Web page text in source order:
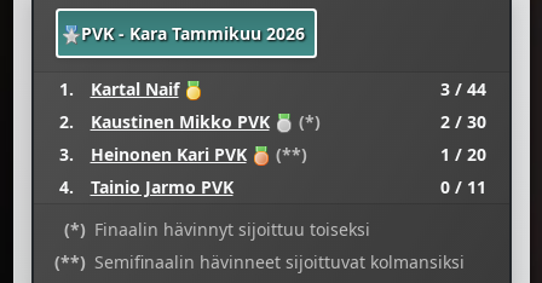
PVK - Kara Tammikuu 2026
1. Kartal Naif
3 / 44
2.
Kaustinen Mikko PVK (*)
2 / 30
3.
Heinonen Kari PVK (**)
1 / 20
4.
Tainio Jarmo PVK
0 / 11
(*) Finaalin hävinnyt sijoittuu toiseksi
(**) Semifinaalin hävinneet sijoittuvat kolmansiksi